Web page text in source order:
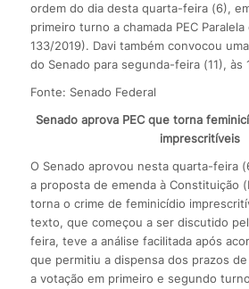
ordem do dia desta quarta-feira (6),
primeiro turno a chamada PEC Paralela
133/2019). Davi também convocou
do Senado para segunda-feira (11), às
Fonte: Senado Federal
Senado aprova PEC que torna
imprescritíveis
O Senado aprovou nesta quarta-feira
a proposta de emenda à Constituição
torna o crime de feminicídio
texto, que começou a ser discutido
feira, teve a análise facilitada após
que permitiu a dispensa dos prazos
a votação em primeiro e segundo